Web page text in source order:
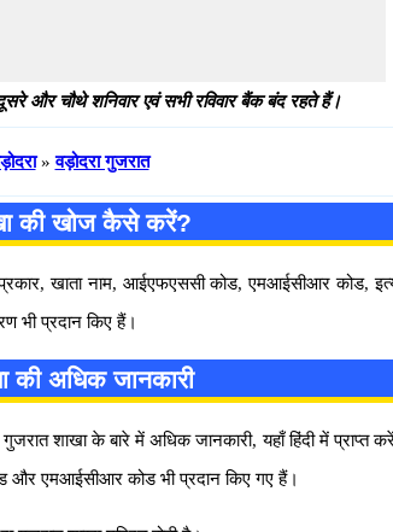
और चौथे शनिवार एवं सभी रविवार बैंक बंद रहते हैं।
» वड़ोदरा गुजरात
की खोज कैसे करें?
खाता नाम, आईएफएससी कोड, एमआईसीआर कोड,
भी प्रदान किए हैं।
की अधिक जानकारी
शाखा के बारे में अधिक जानकारी, यहाँ हिंदी में प्राप्त
और एमआईसीआर कोड भी प्रदान किए गए हैं।